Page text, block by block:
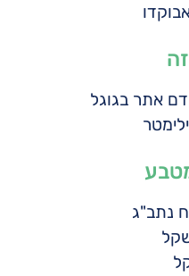
אתר בגוגל
נתב"ג